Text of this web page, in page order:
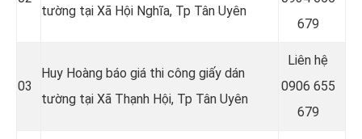
tường tại Xã Hội Nghĩa, Tp Tân Uyên
679
03
Huy Hoàng báo giá thi công giấy dán
tường tại Xã Thạnh Hội, Tp Tân Uyên
Liên hệ
0906 655
679